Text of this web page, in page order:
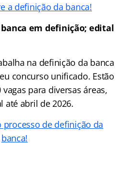
a definição da banca!
banca em definição; edital
na definição da banca
concurso unificado. Estão
para diversas áreas,
até abril de 2026.
processo de definição da
banca!